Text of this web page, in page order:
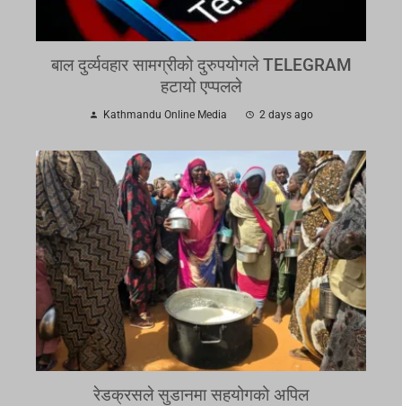
बाल दुर्व्यवहार सामग्रीको दुरुपयोगले TELEGRAM
हटायो एप्पलले
Kathmandu Online Media 2 days ago
रेडक्रसले सुडानमा सहयोगको अपिल